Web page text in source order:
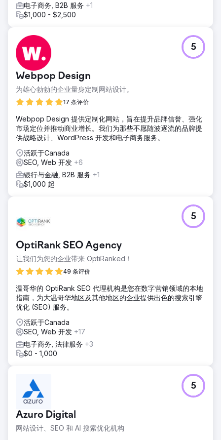
电子商务, B2B 服务 +1
$1,000 - $2,500
Webpop Design
为雄心勃勃的企业量身定制网站设计。
17 条评价
5
Webpop Design 提供定制化网站，旨在提升品牌信誉、强化
市场定位并推动商业增长。我们为那些不愿随波逐流的品牌提
供战略设计、WordPress 开发和电子商务服务。
活跃于Canada
SEO, Web 开发 +6
银行与金融, B2B 服务 +1
$1,000 起
OptiRank SEO Agency
让我们为您的企业带来 OptiRanked！
49 条评价
5
温哥华的 OptiRank SEO 代理机构是您在数字营销领域的本地
指南，为大温哥华地区及其他地区的企业提供出色的搜索引擎
优化 (SEO) 服务。
活跃于Canada
SEO, Web 开发 +17
电子商务, 法律服务 +3
$0 - 1,000
Azuro Digital
网站设计、SEO 和 AI 搜索优化机构
5